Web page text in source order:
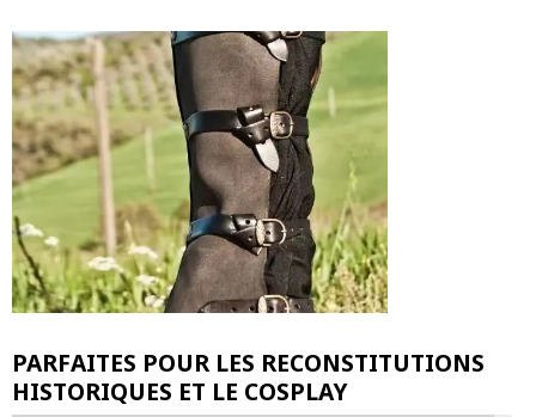
PARFAITES POUR LES RECONSTITUTIONS
HISTORIQUES ET LE COSPLAY